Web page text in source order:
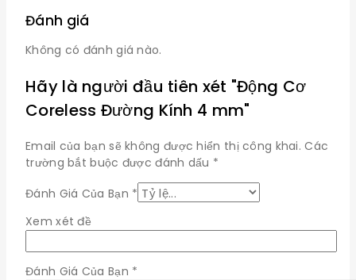
Đánh giá
Không có đánh giá nào.
Hãy là người đầu tiên xét "Động Cơ
Coreless Đường Kính 4 mm"
Email của bạn sẽ không được hiển thị công khai. Các
trường bắt buộc được đánh dấu *
Đánh Giá Của Bạn *
Xem xét đề
Đánh Giá Của Bạn *